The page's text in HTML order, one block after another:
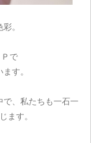
。
で
す。
で、私たちも一石一
ます。